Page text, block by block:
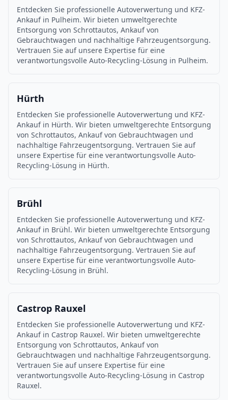
Entdecken Sie professionelle Autoverwertung und KFZ-
Ankauf in Pulheim. Wir bieten umweltgerechte
Entsorgung von Schrottautos, Ankauf von
Gebrauchtwagen und nachhaltige Fahrzeugentsorgung.
Vertrauen Sie auf unsere Expertise für eine
verantwortungsvolle Auto-Recycling-Lösung in Pulheim.
Hürth
Entdecken Sie professionelle Autoverwertung und KFZ-
Ankauf in Hürth. Wir bieten umweltgerechte Entsorgung
von Schrottautos, Ankauf von Gebrauchtwagen und
nachhaltige Fahrzeugentsorgung. Vertrauen Sie auf
unsere Expertise für eine verantwortungsvolle Auto-
Recycling-Lösung in Hürth.
Brühl
Entdecken Sie professionelle Autoverwertung und KFZ-
Ankauf in Brühl. Wir bieten umweltgerechte Entsorgung
von Schrottautos, Ankauf von Gebrauchtwagen und
nachhaltige Fahrzeugentsorgung. Vertrauen Sie auf
unsere Expertise für eine verantwortungsvolle Auto-
Recycling-Lösung in Brühl.
Castrop Rauxel
Entdecken Sie professionelle Autoverwertung und KFZ-
Ankauf in Castrop Rauxel. Wir bieten umweltgerechte
Entsorgung von Schrottautos, Ankauf von
Gebrauchtwagen und nachhaltige Fahrzeugentsorgung.
Vertrauen Sie auf unsere Expertise für eine
verantwortungsvolle Auto-Recycling-Lösung in Castrop
Rauxel.